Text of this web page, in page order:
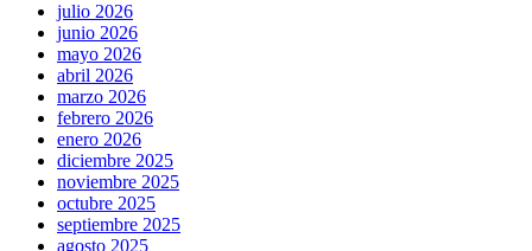
julio 2026
junio 2026
mayo 2026
abril 2026
marzo 2026
febrero 2026
enero 2026
diciembre 2025
noviembre 2025
octubre 2025
septiembre 2025
agosto 2025